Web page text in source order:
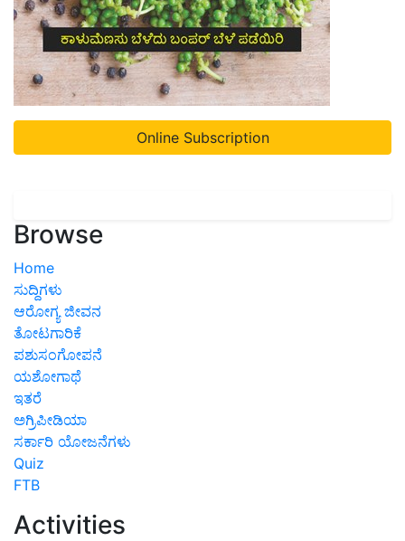
Online Subscription
Browse
Home
ಸುದ್ದಿಗಳು
ಆರೋಗ್ಯ ಜೀವನ
ತೋಟಗಾರಿಕೆ
ಪಶುಸಂಗೋಪನೆ
ಯಶೋಗಾಥೆ
ಇತರೆ
ಅಗ್ರಿಪೀಡಿಯಾ
ಸರ್ಕಾರಿ ಯೋಜನೆಗಳು
Quiz
FTB
Activities